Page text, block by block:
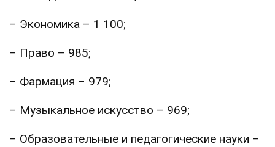
– Экономика – 1 100;
– Право – 985;
– Фармация – 979;
– Музыкальное искусство – 969;
– Образовательные и педагогические науки –